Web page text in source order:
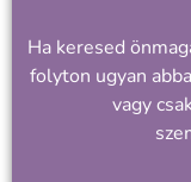
Ha keresed
folyton ugyan
vagy